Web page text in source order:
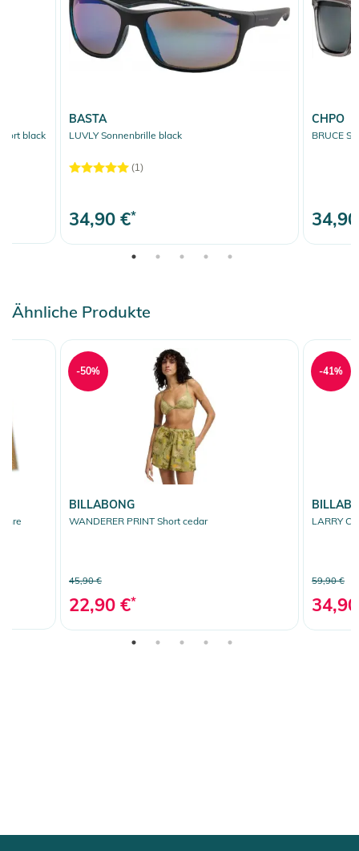
black
BASTA
LUVLY Sonnenbrille black
(1)
34,90 €*
CHPO
BRUCE
Ähnliche Produkte
BILLABONG
WANDERER PRINT Short cedar
45,90 €
22,90 €*
-50%
LARRY
59,90 €
-41%